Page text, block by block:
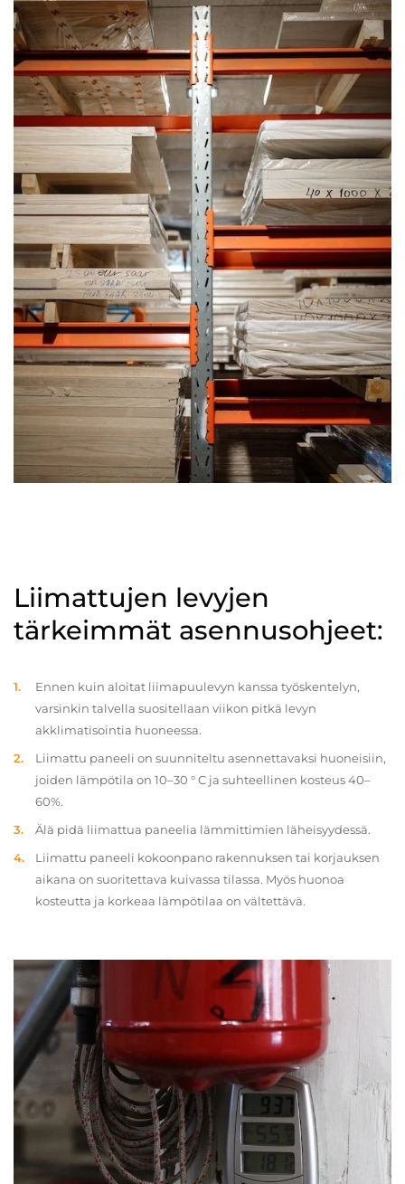
Liimattujen levyjen
tärkeimmät asennusohjeet:
Ennen kuin aloitat liimapuulevyn kanssa työskentelyn,
varsinkin talvella suositellaan viikon pitkä levyn
akklimatisointia huoneessa.
Liimattu paneeli on suunniteltu asennettavaksi huoneisiin,
joiden lämpötila on 10–30 ° C ja suhteellinen kosteus 40–
60%.
Älä pidä liimattua paneelia lämmittimien läheisyydessä.
Liimattu paneeli kokoonpano rakennuksen tai korjauksen
aikana on suoritettava kuivassa tilassa. Myös huonoa
kosteutta ja korkeaa lämpötilaa on vältettävä.